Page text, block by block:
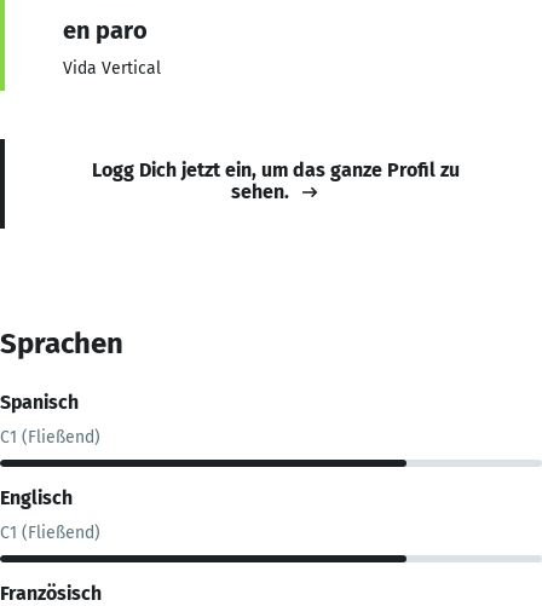
en paro
Vida Vertical
Logg Dich jetzt ein, um das ganze Profil zu
sehen.
Sprachen
Spanisch
C1 (Fließend)
Englisch
C1 (Fließend)
Französisch